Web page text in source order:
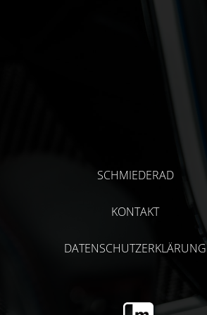
SCHMIEDERAD
KONTAKT
DATENSCHUTZERKLÄRUNG